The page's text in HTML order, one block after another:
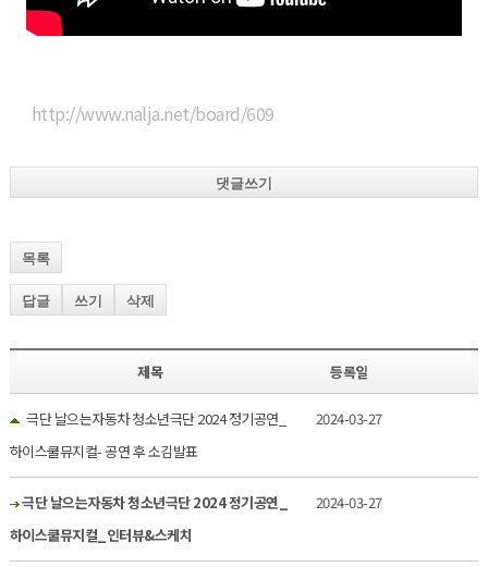
http://www.nalja.net/board/609
댓글쓰기
목록
답글 쓰기 삭제
제목 등록일
극단 날으는자동차 청소년극단 2024 정기공연_
하이스쿨뮤지컬- 공연 후 소김발표
2024-03-27
극단 날으는자동차 청소년극단 2024 정기공연_
하이스쿨뮤지컬_인터뷰&스케치
2024-03-27